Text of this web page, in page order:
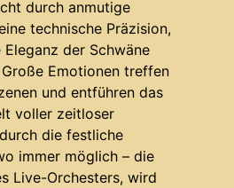
durch anmutige
technische Präzision,
der Schwäne
Emotionen treffen
und entführen das
voller zeitloser
die festliche
immer möglich – die
Live-Orchesters, wird